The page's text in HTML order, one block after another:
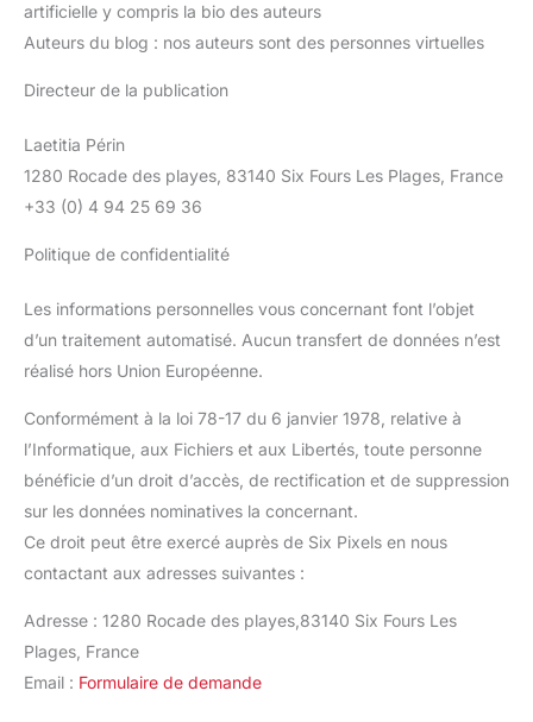
artificielle y compris la bio des auteurs
Auteurs du blog : nos auteurs sont des personnes virtuelles
Directeur de la publication
Laetitia Périn
1280 Rocade des playes, 83140 Six Fours Les Plages, France
+33 (0) 4 94 25 69 36
Politique de confidentialité
Les informations personnelles vous concernant font l’objet
d’un traitement automatisé. Aucun transfert de données n’est
réalisé hors Union Européenne.
Conformément à la loi 78-17 du 6 janvier 1978, relative à
l’Informatique, aux Fichiers et aux Libertés, toute personne
bénéficie d’un droit d’accès, de rectification et de suppression
sur les données nominatives la concernant.
Ce droit peut être exercé auprès de Six Pixels en nous
contactant aux adresses suivantes :
Adresse : 1280 Rocade des playes,83140 Six Fours Les
Plages, France
Email : Formulaire de demande